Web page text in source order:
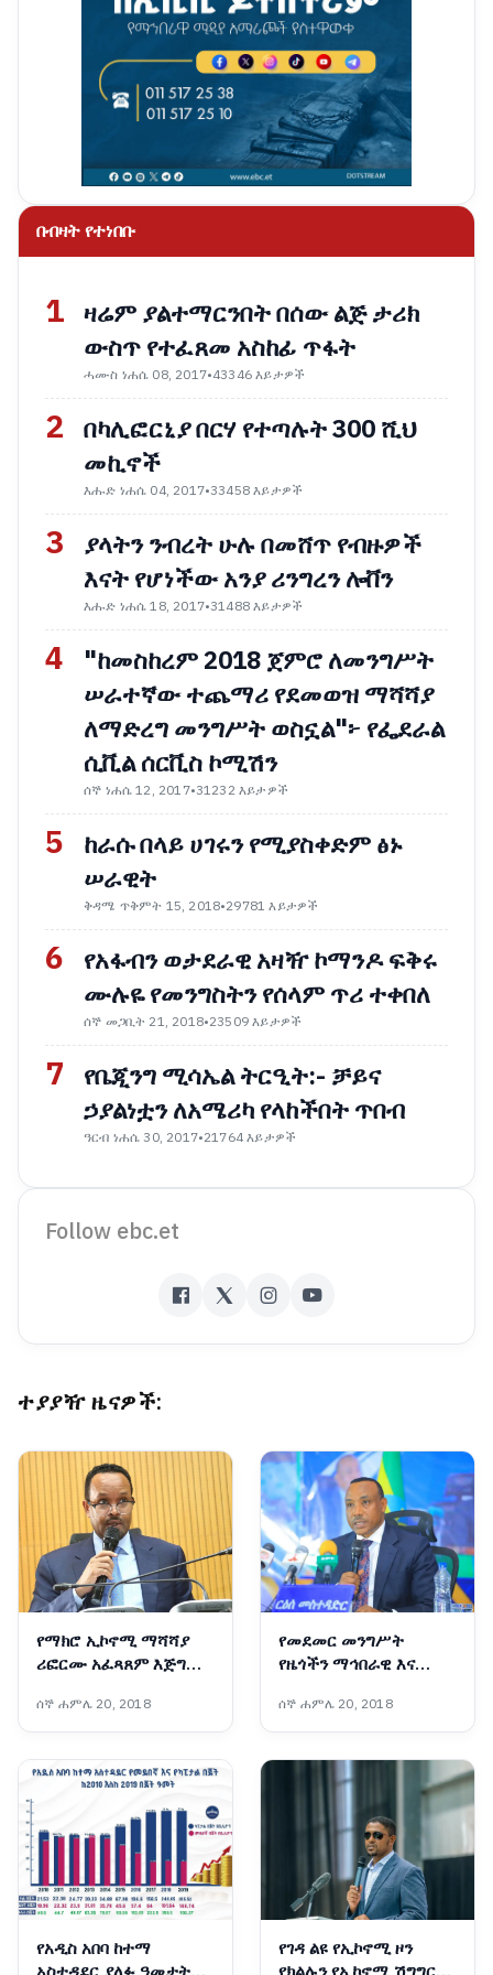
በብዛት የተነበቡ
1 ዛሬም ያልተማርንበት በሰው ልጅ ታሪክ
ውስጥ የተፈጸመ አስከፊ ጥፋት
ሓሙስ ነሐሴ 08, 2017•43346 እይታዎች
2 በካሊፎርኒያ በርሃ የተጣሉት 300 ሺህ
መኪኖች
እሑድ ነሐሴ 04, 2017•33458 እይታዎች
3
ያላትን ንብረት ሁሉ በመሸጥ የብዙዎች
እናት የሆነችው አንያ ሪንግረን ሎቨን
እሑድ ነሐሴ 18, 2017•31488 እይታዎች
4
"ከመስከረም 2018 ጀምሮ ለመንግሥት
ሠራተኛው ተጨማሪ የደመወዝ ማሻሻያ
ለማድረግ መንግሥት ወስኗል"፦ የፌደራል
ሲቪል ሰርቪስ ኮሚሽን
ሰኞ ነሐሴ 12, 2017•31232 እይታዎች
5
ከራሱ በላይ ሀገሩን የሚያስቀድም ፅኑ
ሠራዊት
ቅዳሜ ጥቅምት 15, 2018•29781 እይታዎች
6
የአፋብን ወታደራዊ አዛዥ ኮማንዶ ፍቅሩ
ሙሉዬ የመንግስትን የሰላም ጥሪ ተቀበለ
ሰኞ መጋቢት 21, 2018•23509 እይታዎች
7
የቤጂንግ ሚሳኤል ትርዒት:- ቻይና
ኃያልነቷን ለአሜሪካ የላከችበት ጥበብ
ዓርብ ነሐሴ 30, 2017•21764 እይታዎች
Follow ebc.et
ተያያዥ ዜናዎች:
የማክሮ ኢኮኖሚ ማሻሻያ
ሪፎርሙ አፈጻጸም እጅግ
ሚኒስትር አህመድ ሺዴ
ሰኞ ሐምሌ 20, 2018
የመደመር መንግሥት
የዜጎችን ማኅበራዊ እና
ያረጋገጡ ዘርፈ ብዙ የልማት
ተግባራትን አከናውኗል - ርዕሰ
መስተዳድር ኢንጂነር ነጋሽ
ዋጌሾ (ዶ/ር)
ሰኞ ሐምሌ 20, 2018
የአዲስ አበባ ከተማ
የገዳ ልዩ የኢኮኖሚ ዞን